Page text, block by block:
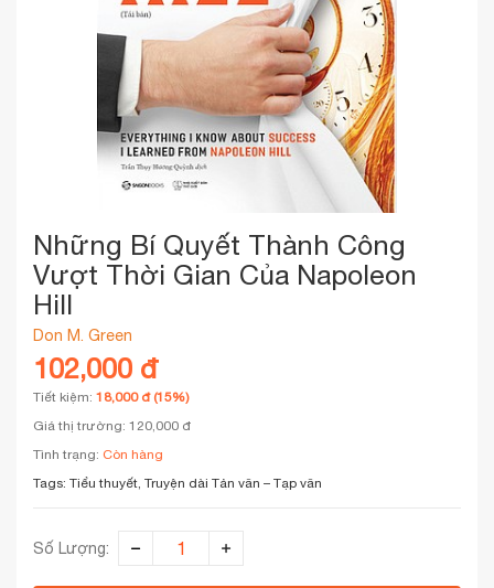
Những Bí Quyết Thành Công
Vượt Thời Gian Của Napoleon
Hill
Don M. Green
102,000 đ
Tiết kiệm: 18,000 đ (15%)
Giá thị trường: 120,000 đ
Tình trạng: Còn hàng
Tags: Tiểu thuyết, Truyện dài Tản văn – Tạp văn
Số Lượng: